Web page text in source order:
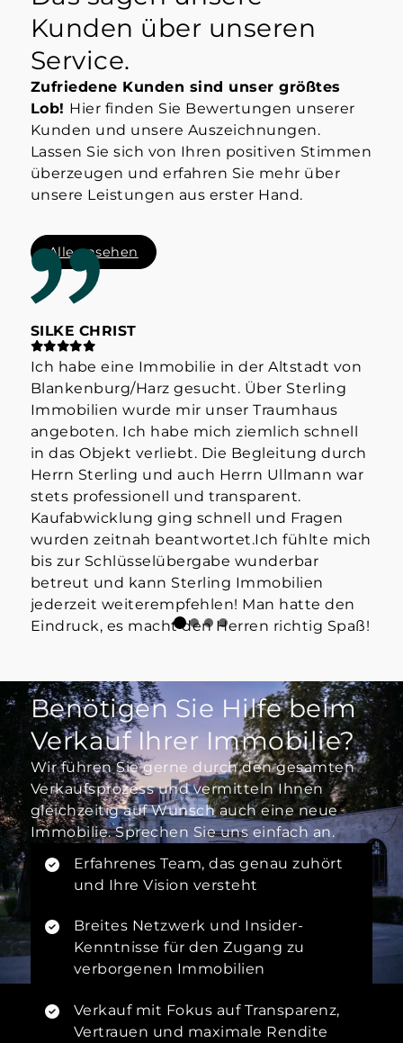
Kunden über unseren
Service.
Zufriedene Kunden sind unser größtes
Lob! Hier finden Sie Bewertungen unserer
Kunden und unsere Auszeichnungen.
Lassen Sie sich von Ihren positiven Stimmen
überzeugen und erfahren Sie mehr über
unsere Leistungen aus erster Hand.
Alle ansehen
SILKE CHRIST
Ich habe eine Immobilie in der Altstadt von
Blankenburg/Harz gesucht. Über Sterling
Immobilien wurde mir unser Traumhaus
angeboten. Ich habe mich ziemlich schnell
in das Objekt verliebt. Die Begleitung durch
Herrn Sterling und auch Herrn Ullmann war
stets professionell und transparent.
Kaufabwicklung ging schnell und Fragen
wurden zeitnah beantwortet.Ich fühlte mich
bis zur Schlüsselübergabe wunderbar
betreut und kann Sterling Immobilien
jederzeit weiterempfehlen! Man hatte den
Eindruck, es macht den Herren richtig Spaß!
Benötigen Sie Hilfe beim
Verkauf Ihrer Immobilie?
Wir führen Sie gerne durch den gesamten
Verkaufsprozess und vermitteln Ihnen
gleichzeitig auf Wunsch auch eine neue
Immobilie. Sprechen Sie uns einfach an.
Erfahrenes Team, das genau zuhört
und Ihre Vision versteht
Breites Netzwerk und Insider-
Kenntnisse für den Zugang zu
verborgenen Immobilien
Verkauf mit Fokus auf Transparenz,
Vertrauen und maximale Rendite